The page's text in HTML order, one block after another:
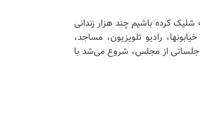
کرده باشیم چند هزار زندانی
رادیو تلویزیون، مساجد،
جلساتی از مجلس، شروع می‌شد با